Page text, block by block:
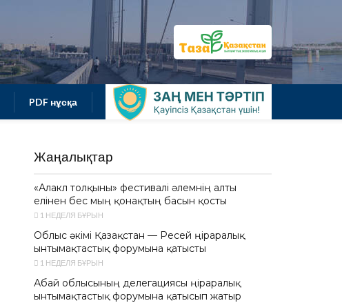
PDF нұсқа
Жаңалықтар
«Алакөл толқыны» фестивалі әлемнің алты
елінен бес мың қонақтың басын қосты
1 НЕДЕЛЯ БҰРЫН
Облыс әкімі Қазақстан — Ресей өңіраралық
ынтымақтастық форумына қатысты
1 НЕДЕЛЯ БҰРЫН
Абай облысының делегациясы өңіраралық
ынтымақтастық форумына қатысып жатыр